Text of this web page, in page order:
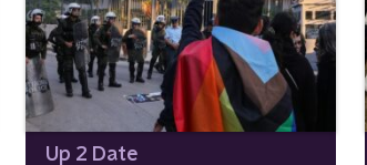
Up 2 Date